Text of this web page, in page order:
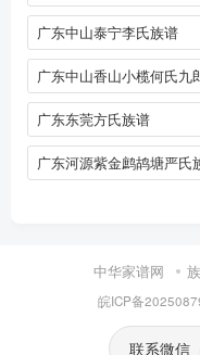
广东中山泰宁李氏族谱
广东中山香山小榄何氏九
广东东莞方氏族谱
广东河源紫金鹧鸪塘严氏
中华家谱网
皖ICP备
联系微信